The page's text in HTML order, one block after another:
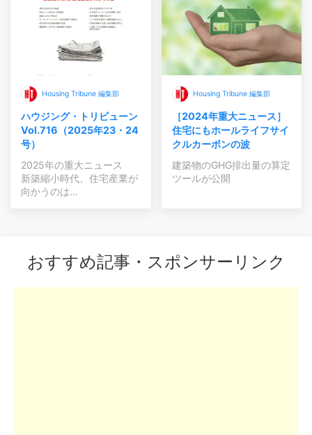
Housing Tribune 編集部
ハウジング・トリビューン
Vol.716（2025年23・24
号）
2025年の重大ニュース
新築縮小時代、住宅産業が
向かうのは…
Housing Tribune 編集部
［2024年重大ニュース］
住宅にもホールライフサイ
クルカーボンの波
建築物のGHG排出量の算定
ツールが公開
おすすめ記事・スポンサーリンク